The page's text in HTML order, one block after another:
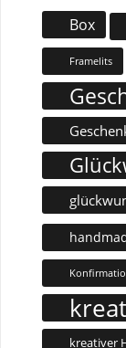
Box
Framelits
kreativer